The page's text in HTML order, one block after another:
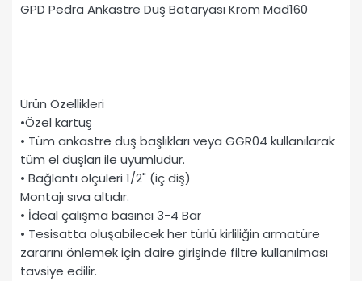
GPD Pedra Ankastre Duş Bataryası Krom Mad160
Ürün Özellikleri
•Özel kartuş
• Tüm ankastre duş başlıkları veya GGR04 kullanılarak
tüm el duşları ile uyumludur.
• Bağlantı ölçüleri 1/2" (iç diş)
Montajı sıva altıdır.
• İdeal çalışma basıncı 3-4 Bar
• Tesisatta oluşabilecek her türlü kirliliğin armatüre
zararını önlemek için daire girişinde filtre kullanılması
tavsiye edilir.